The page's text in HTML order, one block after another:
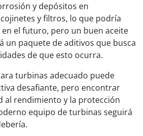
y depósitos en
y filtros, lo que podría
el futuro, pero un buen aceite
un paquete de aditivos que busca
de que esto ocurra.
turbinas adecuado puede
desafiante, pero encontrar
al rendimiento y la protección
equipo de turbinas seguirá